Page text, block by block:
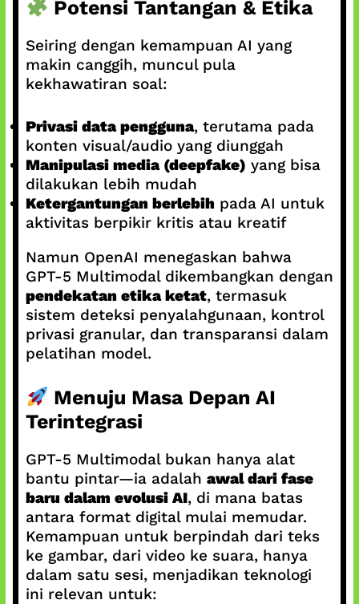
Potensi Tantangan & Etika
Seiring dengan kemampuan AI yang
makin canggih, muncul pula
kekhawatiran soal:
Privasi data pengguna, terutama pada
konten visual/audio yang diunggah
Manipulasi media (deepfake) yang bisa
dilakukan lebih mudah
Ketergantungan berlebih pada AI untuk
aktivitas berpikir kritis atau kreatif
Namun OpenAI menegaskan bahwa
GPT‑5 Multimodal dikembangkan dengan
pendekatan etika ketat, termasuk
sistem deteksi penyalahgunaan, kontrol
privasi granular, dan transparansi dalam
pelatihan model.
Menuju Masa Depan AI
Terintegrasi
GPT‑5 Multimodal bukan hanya alat
bantu pintar—ia adalah awal dari fase
baru dalam evolusi AI, di mana batas
antara format digital mulai memudar.
Kemampuan untuk berpindah dari teks
ke gambar, dari video ke suara, hanya
dalam satu sesi, menjadikan teknologi
ini relevan untuk: